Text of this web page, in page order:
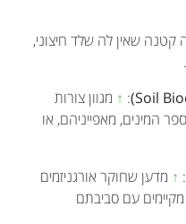
קטנה שאין לה שלד חיצוני,
:
↑ מגוון צורות
המינים, מאפייניהם, או
:
↑ מדען שחוקר אורגניזמים
עם סביבתם